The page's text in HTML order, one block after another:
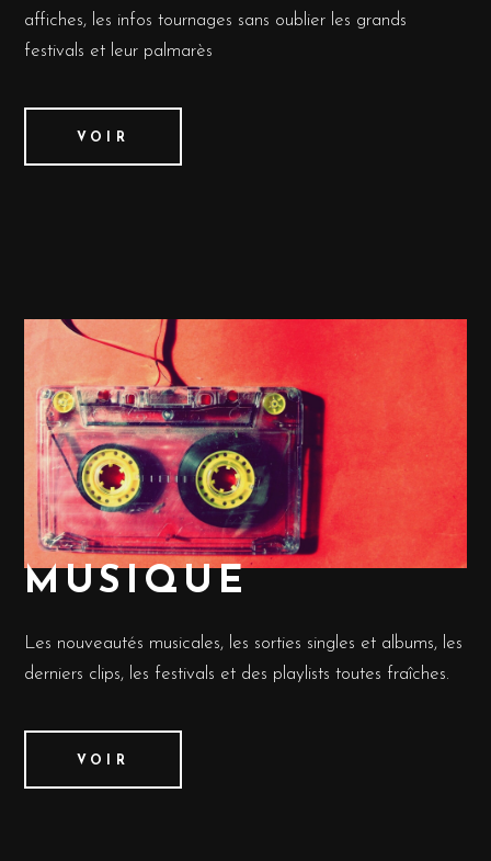
affiches, les infos tournages sans oublier les grands
festivals et leur palmarès
VOIR
MUSIQUE
Les nouveautés musicales, les sorties singles et albums, les
derniers clips, les festivals et des playlists toutes fraîches.
VOIR